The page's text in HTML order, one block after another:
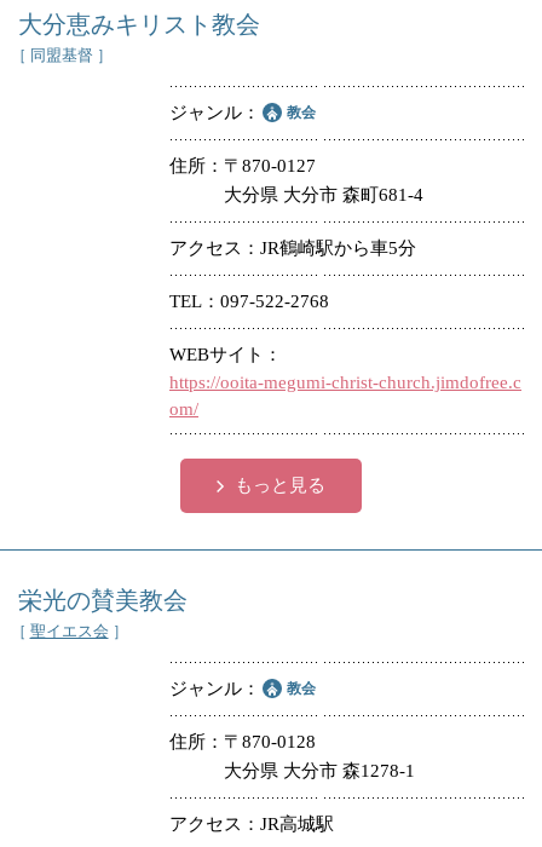
大分恵みキリスト教会
［ 同盟基督 ］
ジャンル 教会
住所
〒870-0127
大分県 大分市 森町681-4
アクセス JR鶴崎駅から車5分
TEL 097-522-2768
WEBサイト
https://ooita-megumi-christ-church.jimdofree.c
om/
もっと見る
栄光の賛美教会
［ 聖イエス会 ］
ジャンル 教会
住所
〒870-0128
大分県 大分市 森1278-1
アクセス JR高城駅